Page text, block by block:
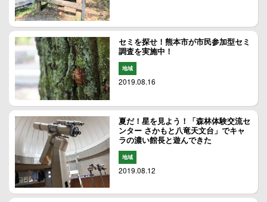
セミを探せ！熊本市が市民参加型セミ
調査を実施中！
地域
2019.08.16
夏だ！星を見よう！「森林体験交流セ
ンター さかもと八竜天文台」でキャ
ラの濃い館長と遊んできた
地域
2019.08.12